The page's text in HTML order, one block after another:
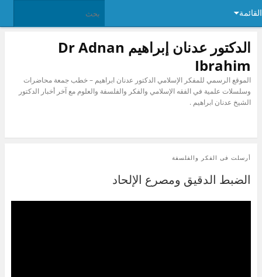
القائمة
الدكتور عدنان إبراهيم Dr Adnan
Ibrahim
الموقع الرسمي للمفكر الإسلامي الدكتور عدنان ابراهيم – خطب جمعة محاضرات
وسلسلات علمية في الفقه الإسلامي والفكر والفلسفة والعلوم مع آخر أخبار الدكتور
الشيخ عدنان ابراهيم .
أرسلت فى الفكر والفلسفة
الضبط الدقيق ومصرع الإلحاد